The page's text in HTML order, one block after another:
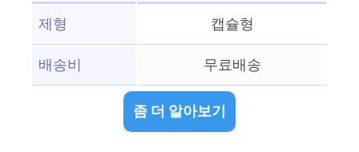
제형
캡슐형
배송비
무료배송
좀 더 알아보기